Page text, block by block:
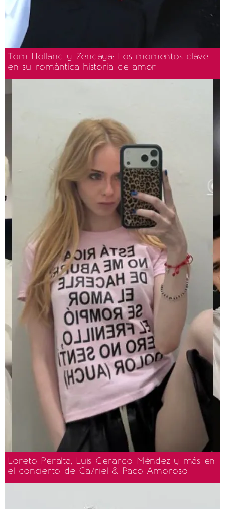
Tom Holland y Zendaya: Los momentos clave
en su romántica historia de amor
Loreto Peralta, Luis Gerardo Méndez y más en
el concierto de Ca7riel & Paco Amoroso